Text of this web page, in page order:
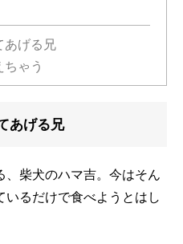
あげる兄
ゃう
あげる兄
、柴犬のハマ吉。今はそん
るだけで食べようとはし